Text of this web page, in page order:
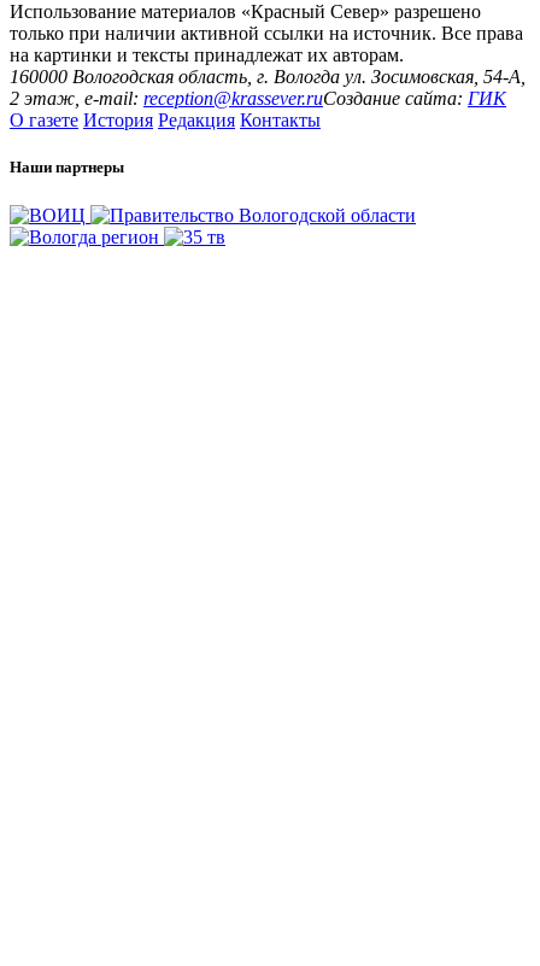
Использование материалов «Красный Север» разрешено
только при наличии активной ссылки на источник. Все права
на картинки и тексты принадлежат их авторам.
160000 Вологодская область, г. Вологда ул. Зосимовская, 54-А,
2 этаж, e-mail: reception@krassever.ruСоздание сайта: ГИК
О газете История Редакция Контакты
Наши партнеры